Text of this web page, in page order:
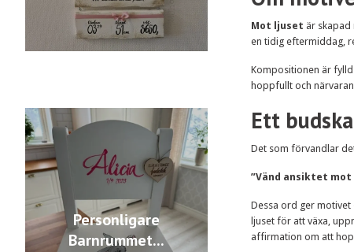
Personligare
Barnrummet...
Mot ljuset är skapad
en tidig eftermiddag,
Kompositionen är
hoppfullt och
Ett
Det som förvandlar
”Vänd ansiktet mot
Dessa ord ger motivet
ljuset för att växa,
affirmation om att